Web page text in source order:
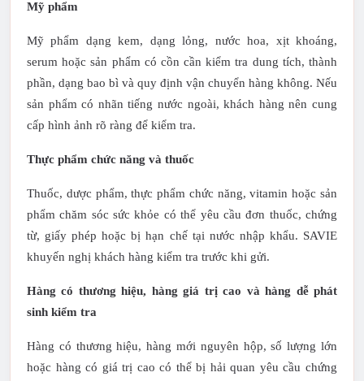
Mỹ phẩm
Mỹ phẩm dạng kem, dạng lỏng, nước hoa, xịt khoáng,
serum hoặc sản phẩm có cồn cần kiểm tra dung tích, thành
phần, dạng bao bì và quy định vận chuyển hàng không. Nếu
sản phẩm có nhãn tiếng nước ngoài, khách hàng nên cung
cấp hình ảnh rõ ràng để kiểm tra.
Thực phẩm chức năng và thuốc
Thuốc, dược phẩm, thực phẩm chức năng, vitamin hoặc sản
phẩm chăm sóc sức khỏe có thể yêu cầu đơn thuốc, chứng
từ, giấy phép hoặc bị hạn chế tại nước nhập khẩu. SAVIE
khuyến nghị khách hàng kiểm tra trước khi gửi.
Hàng có thương hiệu, hàng giá trị cao và hàng dễ phát
sinh kiểm tra
Hàng có thương hiệu, hàng mới nguyên hộp, số lượng lớn
hoặc hàng có giá trị cao có thể bị hải quan yêu cầu chứng